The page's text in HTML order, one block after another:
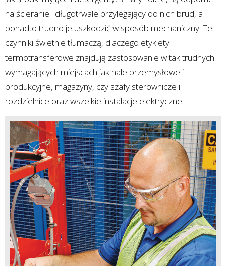
na ścieranie i długotrwale przylegający do nich brud, a
ponadto trudno je uszkodzić w sposób mechaniczny. Te
czynniki świetnie tłumaczą, dlaczego etykiety
termotransferowe znajdują zastosowanie w tak trudnych i
wymagających miejscach jak hale przemysłowe i
produkcyjne, magazyny, czy szafy sterownicze i
rozdzielnice oraz wszelkie instalacje elektryczne.